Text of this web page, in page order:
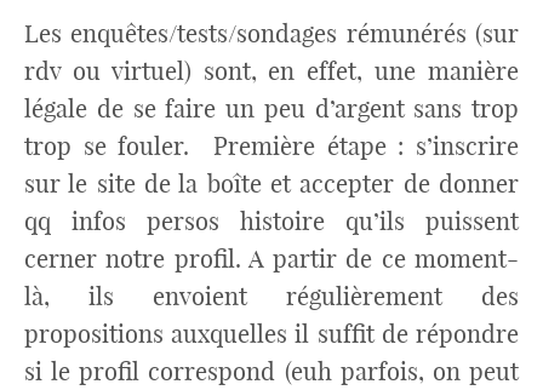
Les enquêtes/tests/sondages rémunérés (sur
rdv ou virtuel) sont, en effet, une manière
légale de se faire un peu d’argent sans trop
trop se fouler. Première étape : s’inscrire
sur le site de la boîte et accepter de donner
qq infos persos histoire qu’ils puissent
cerner notre profil. A partir de ce moment-
là, ils envoient régulièrement des
propositions auxquelles il suffit de répondre
si le profil correspond (euh parfois, on peut